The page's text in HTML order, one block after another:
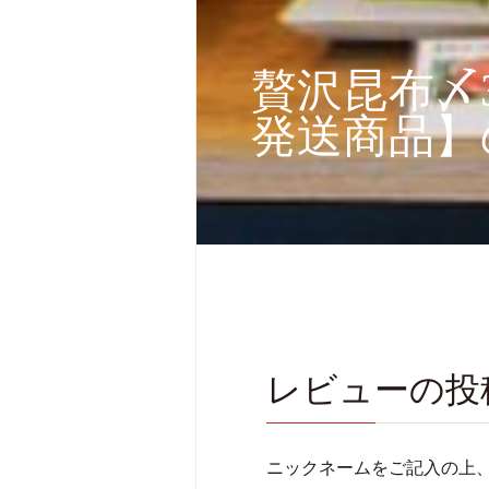
贅沢昆布
発送商品
レビューの
ニックネームをご記入の上